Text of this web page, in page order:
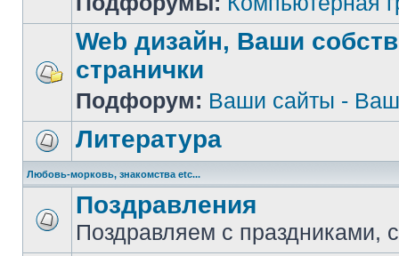
Web дизайн, Ваши
странички
Подфорум: Ваши сайты -
Литература
Любовь-морковь, знакомства etc...
Поздравления
Поздравляем с праздниками,